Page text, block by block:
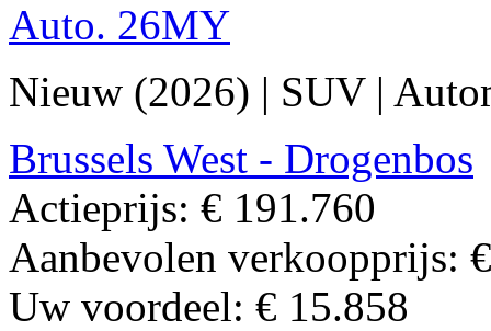
Auto. 26MY
Nieuw (2026) | SUV|
Brussels West - Drogenbos
Actieprijs: € 191.760
Aanbevolen verkoopprijs:
Uw voordeel: € 15.858